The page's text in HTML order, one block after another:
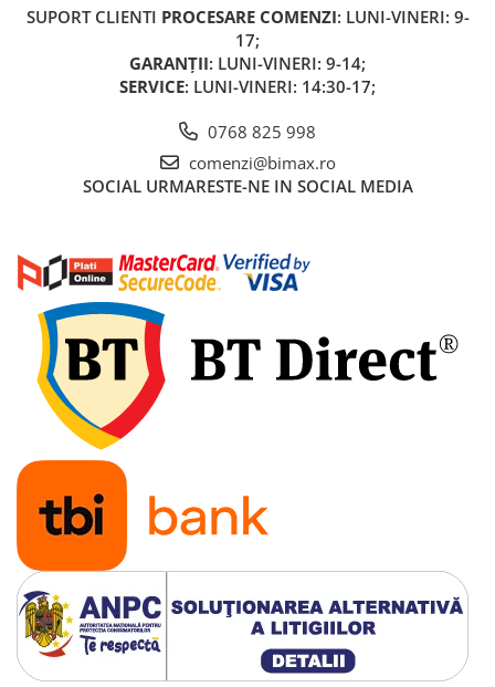
⬇ TIPURI
Fara Permis
50 km/h
Chopper
Harley
⬇ MARCI
➔ Geeli
➔ RDB
➔ Z-Tech
➔ Kuba
PIESE DE SCHIMB
Acceleratii
Baterii
Baterii 48V
Baterii 60V
SUPORT CLIENTI PROCESARE COMENZI: LUNI-VINERI: 9-
17;
GARANȚII: LUNI-VINERI: 9-14;
SERVICE: LUNI-VINERI: 14:30-17;
0768 825 998
comenzi@bimax.ro
SOCIAL URMARESTE-NE IN SOCIAL MEDIA